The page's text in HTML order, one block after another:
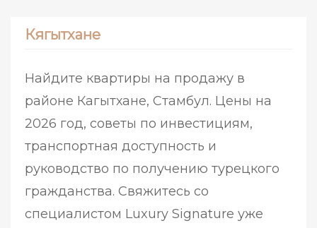
Кягытхане
Найдите квартиры на продажу в
районе Кагытхане, Стамбул. Цены на
2026 год, советы по инвестициям,
транспортная доступность и
руководство по получению турецкого
гражданства. Свяжитесь со
специалистом Luxury Signature уже